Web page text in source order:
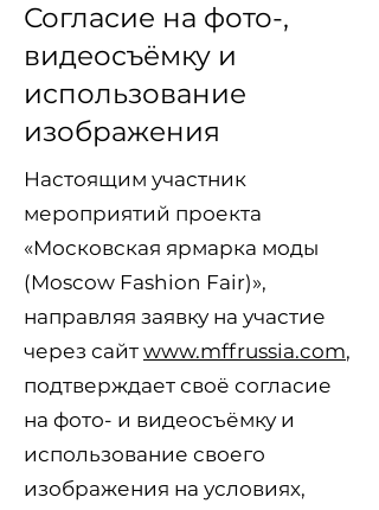
Согласие на фото-,
видеосъёмку и
использование
изображения
Настоящим участник
мероприятий проекта
«Московская ярмарка моды
(Moscow Fashion Fair)»,
направляя заявку на участие
через сайт www.mffrussia.com,
подтверждает своё согласие
на фото- и видеосъёмку и
использование своего
изображения на условиях,